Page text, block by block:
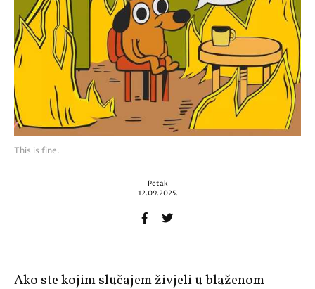
This is fine.
Petak
12.09.2025.
Ako ste kojim slučajem živjeli u blaženom